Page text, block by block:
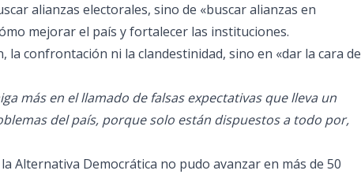
alianzas electorales, sino de «buscar alianzas en
mejorar el país y fortalecer las instituciones.
la confrontación ni la clandestinidad, sino en «dar la cara de
más en el llamado de falsas expectativas que lleva un
del país, porque solo están dispuestos a todo por,
Alternativa Democrática no pudo avanzar en más de 50